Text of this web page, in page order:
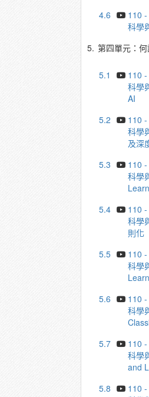
4.6
110
科學
5. 第四單元：
5.1
110
科學
AI
5.2
110
科學
及深
5.3
110
科學
5.4
110
科學
則化
5.5
110
科學
5.6
110
科學
5.7
110
科學
and
5.8
110